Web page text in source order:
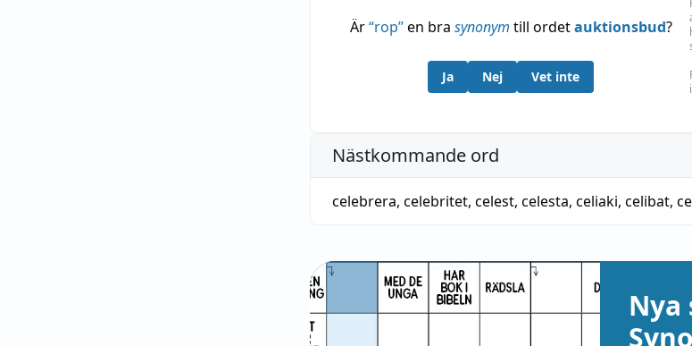
Är“rop”en bra synonym till ordetauktionsbud?
Ja Nej Vet inte
Nästkommande ord
celebrera, celebritet, celest, celesta, celiaki, celibat,
Nya